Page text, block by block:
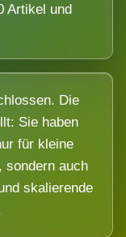
Artikel und
Die
Sie haben
für kleine
sondern auch
skalierende